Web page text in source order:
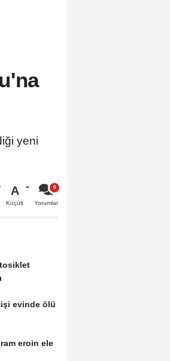
yeni
A
Küçült Yorumlar
evinde ölü
eroin ele